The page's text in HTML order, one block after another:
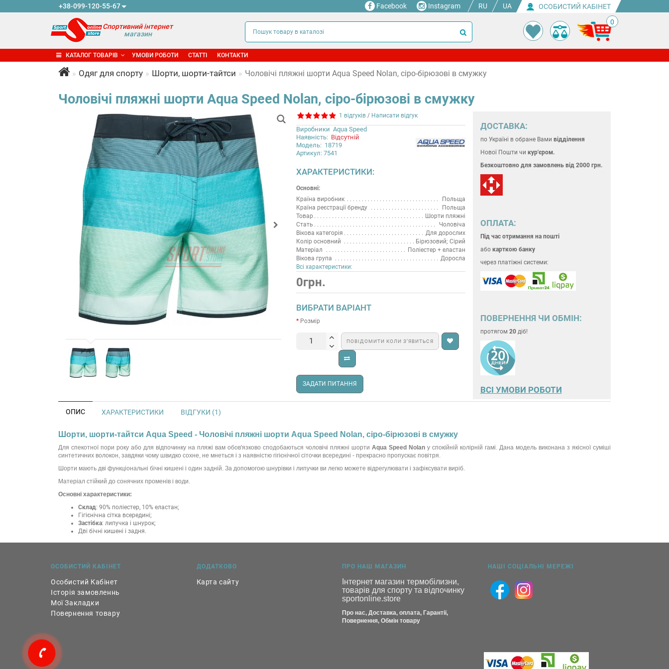
+38-099-120-55-67 Facebook Instagram RU UA ОСОБИСТИЙ КАБІНЕТ
Спортивний інтернет
магазин
0
КАТАЛОГ ТОВАРІВ УМОВИ РОБОТИ СТАТТІ КОНТАКТИ
Одяг для спорту Шорти, шорти-тайтси Чоловічі пляжні шорти Aqua Speed Nolan, сіро-бірюзові в смужку
Чоловічі пляжні шорти Aqua Speed Nolan, сіро-бірюзові в смужку
1 відгуків / Написати відгук
Виробники Aqua Speed
Наявність: Відсутній
Модель: 18719
Артикул: 7541
ХАРАКТЕРИСТИКИ:
Основні:
Країна виробник
Польща
Країна реєстрації бренду
Польща
Товар
Шорти пляжні
Стать
Чоловіча
Вікова категорія
Для дорослих
Колір основний
Бірюзовий; Сірий
Матеріал
Поліестер + еластан
Вікова група
Доросла
Всі характеристики:
0грн.
ВИБРАТИ ВАРІАНТ
Розмір
ПОВІДОМИТИ КОЛИ З’ЯВИТЬСЯ
ЗАДАТИ ПИТАННЯ
ДОСТАВКА:
по Україні в обране Вами відділення
Нової Пошти чи кур'єром.
Безкоштовно для замовленьвід 2000 грн.
ОПЛАТА:
Під час отримання на пошті
або карткою банку
через платіжні системи:
ПОВЕРНЕННЯ ЧИ ОБМІН:
протягом 20діб!
ВСІ УМОВИ РОБОТИ
ОПИС ХАРАКТЕРИСТИКИ ВІДГУКИ (1)
Шорти, шорти-тайтси Aqua Speed - Чоловічі пляжні шорти Aqua Speed Nolan, сіро-бірюзові в смужку
Для спекотної пори року або для відпочинку на пляжі вам обов'язково сподобаються чоловічі пляжні шорти Aqua Speed Nolan у спокійній колірній гамі. Дана модель виконана з якісної суміші
синтетичних волокон, завдяки чому швидко сохне, не мнеться і з наявністю гігієнічної сіточки всередині - прекрасно пропускає повітря.
Шорти мають дві функціональні бічні кишені і один задній. За допомогою шнурівки і липучки ви легко можете відрегулювати і зафіксувати виріб.
Матеріал стійкий до сонячних променів і води.
Основні характеристики:
Склад: 90% поліестер, 10% еластан;
Гігієнічна сітка всередині;
Застібка: липучка і шнурок;
Дві бічні кишені і задня.
ОСОБИСТИЙ КАБІНЕТ
Особистий Кабінет
Історія замовленнь
Мої Закладки
Повернення товару
ДОДАТКОВО
Карта сайту
ПРО НАШ МАГАЗИН
Інтернет магазин термобілизни,
товарів для спорту та відпочинку
sportonline.store
Про нас, Доставка, оплата, Гарантії,
Повернення, Обмін товару
НАШІ СОЦІАЛЬНІ МЕРЕЖІ